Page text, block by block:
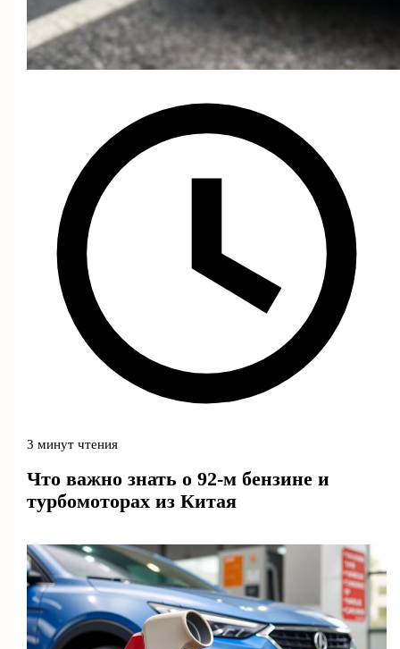
3 минут чтения
Что важно знать о 92-м бензине и
турбомоторах из Китая